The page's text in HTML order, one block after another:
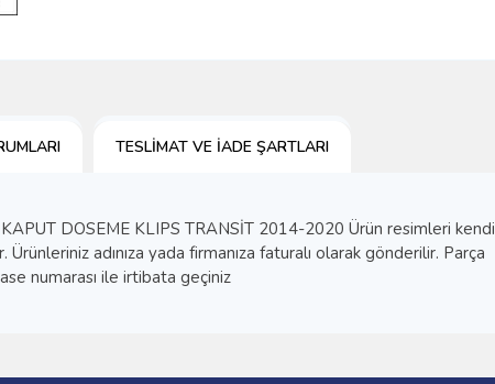
TESLIMAT VE İADE ŞARTLARI
DOSEME KLIPS TRANSİT 2014-2020 Ürün resimleri kendi
adınıza yada firmanıza faturalı olarak gönderilir. Parça
numarası ile irtibata geçiniz